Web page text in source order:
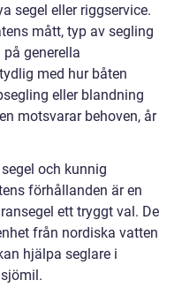
segel eller riggservice.
mått, typ av segling
generella
med hur båten
eller blandning
motsvarar behoven, år
och kunnig
förhållanden är en
ett tryggt val. De
från nordiska vatten
hjälpa seglare i